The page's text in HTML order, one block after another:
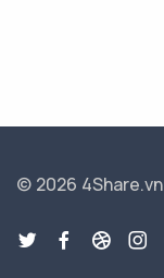
© 2026 4Share.vn